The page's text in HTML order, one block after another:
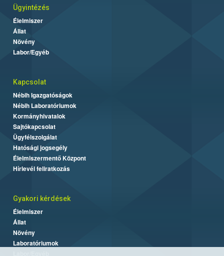
Ügyintézés
Élelmiszer
Állat
Növény
Labor/Egyéb
Kapcsolat
Nébih Igazgatóságok
Nébih Laboratóriumok
Kormányhivatalok
Sajtókapcsolat
Ügyfélszolgálat
Hatósági jogsegély
Élelmiszermentő Központ
Hírlevél feliratkozás
Gyakori kérdések
Élelmiszer
Állat
Növény
Laboratóriumok